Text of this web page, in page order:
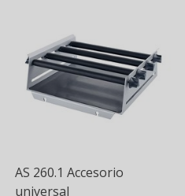
AS 260.1 Accesorio
universal